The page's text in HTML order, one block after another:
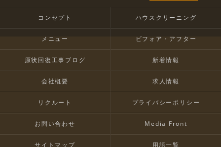
コンセプト ハウスクリーニング
メニュー ビフォア・アフター
原状回復工事ブログ 新着情報
会社概要 求人情報
リクルート プライバシーポリシー
お問い合わせ Media Front
サイトマップ 用語一覧